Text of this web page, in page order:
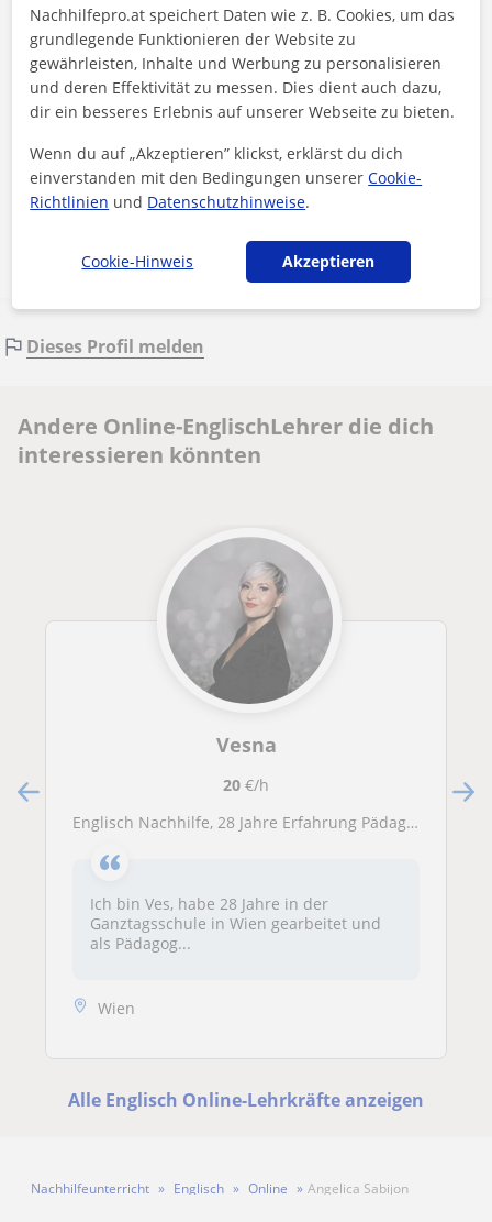
Impressum und unsererDatenschutzerklärungzu
Nachricht senden
Dieses Profil melden
Andere Online-EnglischLehrer die dich
interessieren könnten
Vesna
20 €/h
Englisch Nachhilfe, 28 Jahre Erfahrung Pädagogin Volksschule, bei Bedarf auch andere Fächer
Ich bin Ves, habe 28 Jahre in der
Ganztagsschule in Wien gearbeitet und
als Pädagog...
Wien
Alle Englisch Online-Lehrkräfte anzeigen
Nachhilfeunterricht Englisch Online Angelica Sabijon
Nachhilfepro.at speichert Daten wie z. B. Cookies, um das
grundlegende Funktionieren der Website zu
gewährleisten, Inhalte und Werbung zu personalisieren
und deren Effektivität zu messen. Dies dient auch dazu,
dir ein besseres Erlebnis auf unserer Webseite zu bieten.
Wenn du auf „Akzeptieren” klickst, erklärst du dich
einverstanden mit den Bedingungen unsererCookie-
Richtlinien und Datenschutzhinweise.
Cookie-Hinweis Akzeptieren